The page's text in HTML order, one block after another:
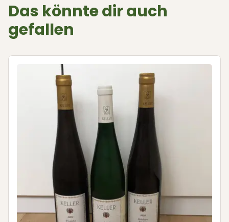
Das könnte dir auch
gefallen